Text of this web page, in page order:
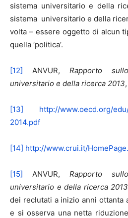
sistema universitario e della
sistema universitario e della
volta – essere oggetto di alcun
quella ‘politica’.
[12] ANVUR, Rapporto
universitario e della ricerca 2013
[13]
http://www.oecd.org/
2014.pdf
[14] http://www.crui.it/
[15] ANVUR, Rapporto
universitario e della ricerca 2013
dei reclutati a inizio anni ottanta
e si osserva una netta